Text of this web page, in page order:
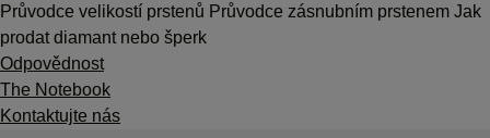
Průvodce velikostí prstenů Průvodce zásnubním prstenem Jak
prodat diamant nebo šperk
Odpovědnost
The Notebook
Kontaktujte nás